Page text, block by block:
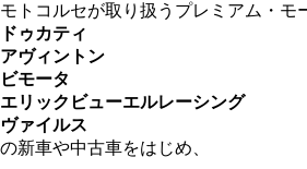
モトコルセが取り扱うプレミアム・モ
ドゥカティ
アヴィントン
ビモータ
エリックビューエルレーシング
ヴァイルス
の新車や中古車をはじめ、